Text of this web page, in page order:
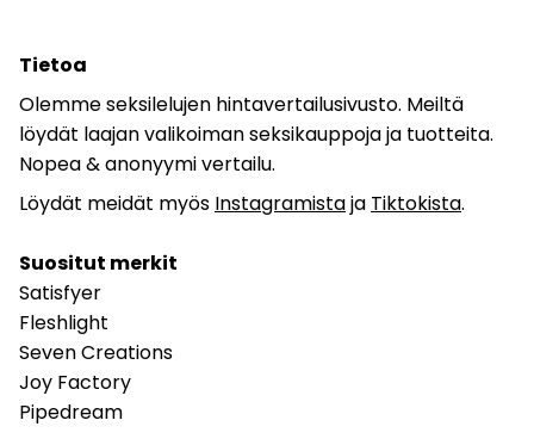
Tietoa
Olemme seksilelujen hintavertailusivusto. Meiltä
löydät laajan valikoiman seksikauppoja ja tuotteita.
Nopea & anonyymi vertailu.
Löydät meidät myös Instagramistaja Tiktokista.
Suositut merkit
Satisfyer
Fleshlight
Seven Creations
Joy Factory
Pipedream